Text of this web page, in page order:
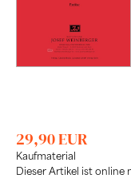
29,90 EUR
Kaufmaterial
Dieser Artikel ist online